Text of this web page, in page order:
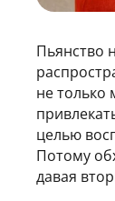
Пьянство
не только
целью
Потому
давая